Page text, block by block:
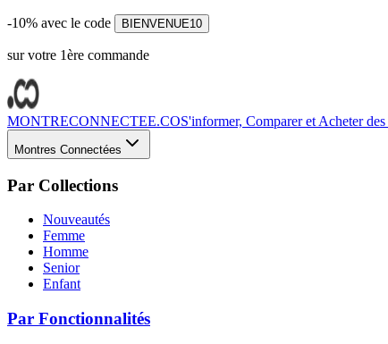
-10% avec le code BIENVENUE10
sur votre 1ère commande
MONTRECONNECTEE.COS'informer, Comparer et Acheter
Montres Connectées
Par Collections
Nouveautés
Femme
Homme
Senior
Enfant
Par Fonctionnalités